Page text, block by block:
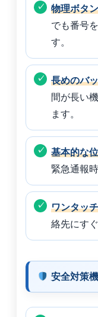
物理ボタ
でも番号
す。
長めのバ
間が長い
ます。
基本的な
緊急通報
ワンタッ
絡先にす
安全対策